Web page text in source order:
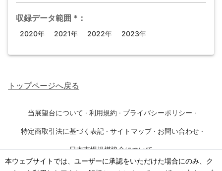
本ウェブサイトでは、ユーザーに承認をいただけた場合にのみ、ク
収録データ範囲 * ：
2020年 2021年 2022年 2023年
トップページへ戻る
当展望台について · 利用規約 · プライバシーポリシー ·
特定商取引法に基づく表記 · サイトマップ · お問い合わせ ·
日本市場規模協会について